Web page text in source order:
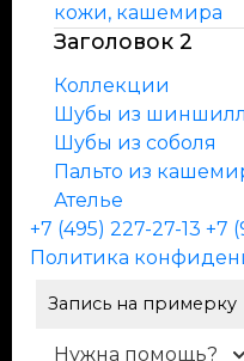
кожи, кашемира
Заголовок 2
Коллекции
Шубы из
Шубы из соболя
Пальто из
Ателье
+7 (495) 227-27-13 +7
Политика
Запись на примерку
Нужна помощь?